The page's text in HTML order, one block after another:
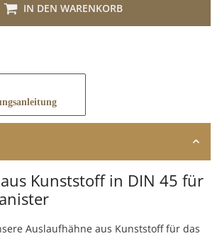
IN DEN WARENKORB
Kunststoff in DIN 45 für
Auslaufhähne aus Kunststoff für das